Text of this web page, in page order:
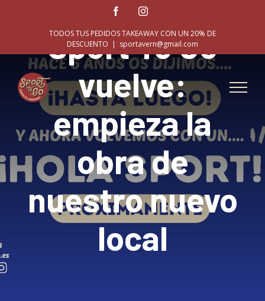
FacebookInstagram
TODOS TUS PEDIDOS TAKEAWAY CON UN 20% DE
DESCUENTO | sportavern@gmail.com
Sport To Go
vuelve:
empieza la
obra de
nuestro nuevo
local